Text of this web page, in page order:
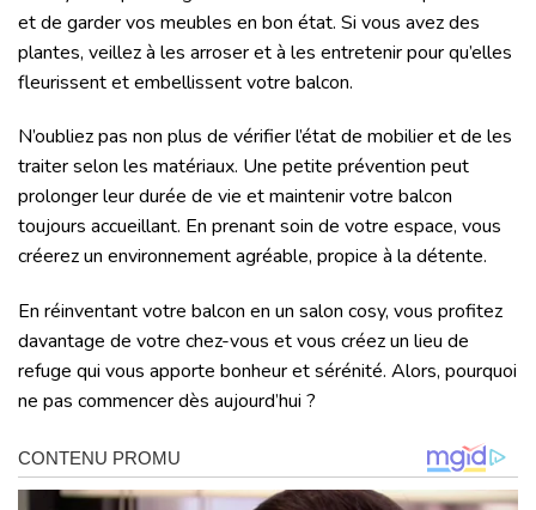
et de garder vos meubles en bon état. Si vous avez des
plantes, veillez à les arroser et à les entretenir pour qu’elles
fleurissent et embellissent votre balcon.
N’oubliez pas non plus de vérifier l’état de mobilier et de les
traiter selon les matériaux. Une petite prévention peut
prolonger leur durée de vie et maintenir votre balcon
toujours accueillant. En prenant soin de votre espace, vous
créerez un environnement agréable, propice à la détente.
En réinventant votre balcon en un salon cosy, vous profitez
davantage de votre chez-vous et vous créez un lieu de
refuge qui vous apporte bonheur et sérénité. Alors, pourquoi
ne pas commencer dès aujourd’hui ?